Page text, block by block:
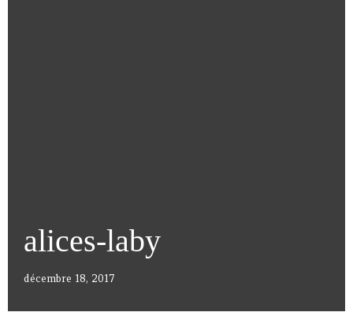
alices-laby
décembre 18, 2017